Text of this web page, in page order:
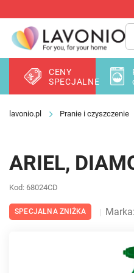
do
treści
CENY
SPECJALNE
Pranie i czyszczenie
ARIEL,
Kod: 68024CD
SPECJALNA ZNIŻKA Marka: